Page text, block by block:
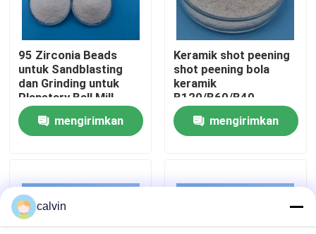
Kontrol kualitas
Hubungi kami
Quote request suatu
Media Peledakan Keramik
Peledakan Manik Keramik
Abrasif Peledakan Keramik
95 Zirconia Beads
untuk Sandblasting
dan Grinding untuk
Planetary Ball Mill
mengirimkan
Keramik shot peening
shot peening bola
keramik
B120/B60/B40
mengirimkan
calvin